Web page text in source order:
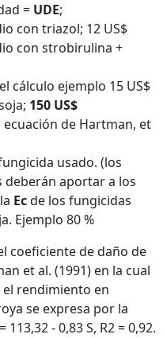
= UDE;
con triazol; 12 US$
con strobirulina +
cálculo ejemplo 15 US$
150 US$
de Hartman, et
usado. (los
aportar a los
Ecde los fungicidas
Ejemplo 80 %
coeficiente de daño de
et al. (1991) en la cual
rendimiento en
se expresa por la
- 0,83 S, R2 = 0,92.